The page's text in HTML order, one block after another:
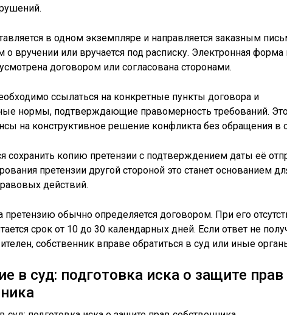
в одном экземпляре и направляется заказным
вручении или вручается под расписку. Электронная
договором или согласована сторонами.
ссылаться на конкретные пункты договора и
нормы, подтверждающие правомерность требований.
на конструктивное решение конфликта без обращения в
сохранить копию претензии с подтверждением даты её
претензии другой стороной это станет основанием
действий.
претензию обычно определяется договором. При его
срок от 10 до 30 календарных дней. Если ответ не
собственник вправе обратиться в суд или иные
в суд: подготовка иска о защите прав